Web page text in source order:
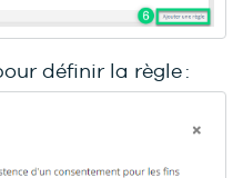
définir la règle :